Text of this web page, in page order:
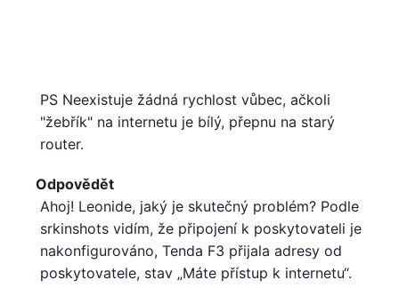
PS Neexistuje žádná rychlost vůbec, ačkoli
"žebřík" na internetu je bílý, přepnu na starý
router.
Odpovědět
Ahoj! Leonide, jaký je skutečný problém? Podle
srkinshots vidím, že připojení k poskytovateli je
nakonfigurováno, Tenda F3 přijala adresy od
poskytovatele, stav „Máte přístup k internetu“.